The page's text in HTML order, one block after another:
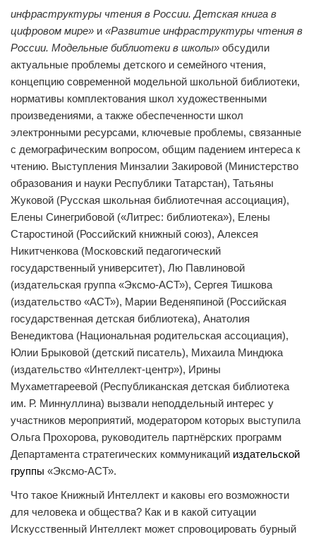
инфраструктуры чтения в России. Детская книга в
цифровом мире» и «Развитие инфраструктуры чтения в
России. Модельные библиотеки в школы» обсудили
актуальные проблемы детского и семейного чтения,
концепцию современной модельной школьной библиотеки,
нормативы комплектования школ художественными
произведениями, а также обеспеченности школ
электронными ресурсами, ключевые проблемы, связанные
с демографическим вопросом, общим падением интереса к
чтению. Выступления Минзалии Закировой (Министерство
образования и науки Республики Татарстан), Татьяны
Жуковой (Русская школьная библиотечная ассоциация),
Елены Синегрибовой («Литрес: библиотека»), Елены
Старостиной (Российский книжный союз), Алексея
Никитченкова (Московский педагогический
государственный университет), Лю Павлиновой
(издательская группа «Эксмо-АСТ»), Сергея Тишкова
(издательство «АСТ»), Марии Веденяпиной (Российская
государственная детская библиотека), Анатолия
Венедиктова (Национальная родительская ассоциация),
Юлии Брыковой (детский писатель), Михаила Миндюка
(издательство «Интеллект-центр»), Ирины
Мухаметгареевой (Республиканская детская библиотека
им. Р. Миннуллина) вызвали неподдельный интерес у
участников мероприятий, модератором которых выступила
Ольга Прохорова, руководитель партнёрских программ
Департамента стратегических коммуникаций издательской
группы «Эксмо-АСТ».
Что такое Книжный Интеллект и каковы его возможности
для человека и общества? Как и в какой ситуации
Искусственный Интеллект может спровоцировать бурный